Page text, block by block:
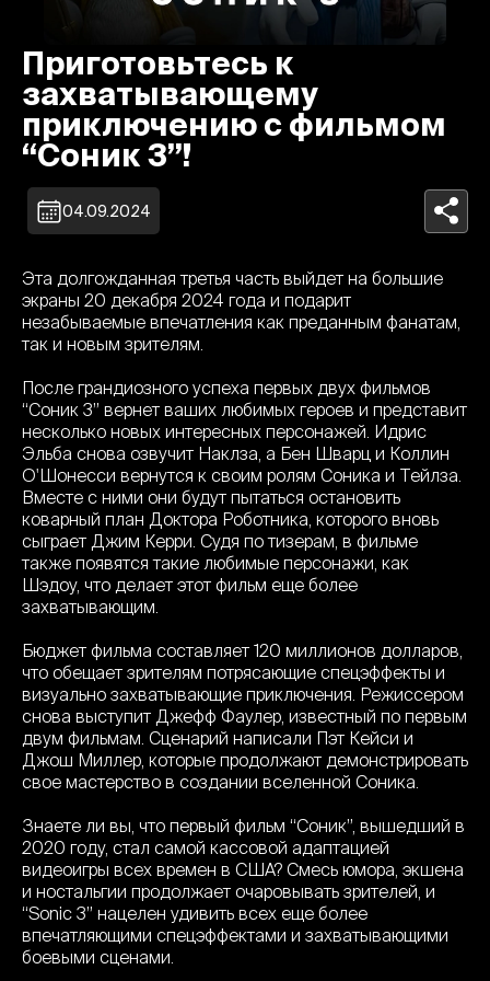
Приготовьтесь к
захватывающему
приключению с фильмом
“Соник 3”!
04.09.2024
Эта долгожданная третья часть выйдет на большие
экраны 20 декабря 2024 года и подарит
незабываемые впечатления как преданным фанатам,
так и новым зрителям.
После грандиозного успеха первых двух фильмов
“Соник 3” вернет ваших любимых героев и представит
несколько новых интересных персонажей. Идрис
Эльба снова озвучит Наклза, а Бен Шварц и Коллин
О'Шонесси вернутся к своим ролям Соника и Тейлза.
Вместе с ними они будут пытаться остановить
коварный план Доктора Роботника, которого вновь
сыграет Джим Керри. Судя по тизерам, в фильме
также появятся такие любимые персонажи, как
Шэдоу, что делает этот фильм еще более
захватывающим.
Бюджет фильма составляет 120 миллионов долларов,
что обещает зрителям потрясающие спецэффекты и
визуально захватывающие приключения. Режиссером
снова выступит Джефф Фаулер, известный по первым
двум фильмам. Сценарий написали Пэт Кейси и
Джош Миллер, которые продолжают демонстрировать
свое мастерство в создании вселенной Соника.
Знаете ли вы, что первый фильм “Соник”, вышедший в
2020 году, стал самой кассовой адаптацией
видеоигры всех времен в США? Смесь юмора, экшена
и ностальгии продолжает очаровывать зрителей, и
“Sonic 3” нацелен удивить всех еще более
впечатляющими спецэффектами и захватывающими
боевыми сценами.